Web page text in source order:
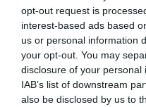
opt-out request is
interest-based ads based
us or personal information
your opt-out. You may
disclosure of your
IAB’s list of downstream
also be disclosed by us to
pomoże
dla dzieci,
place
nudził.
2
Sopot:
Sopot to
znana z
1